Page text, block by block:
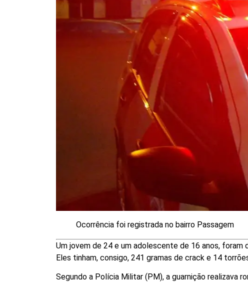
Ocorrência foi registrada no bairro Passagem
Um jovem de 24 e um adolescente de 16 anos, foram
Eles tinham, consigo, 241 gramas de crack e 14
Segundo a Polícia Militar (PM), a guarnição realizava